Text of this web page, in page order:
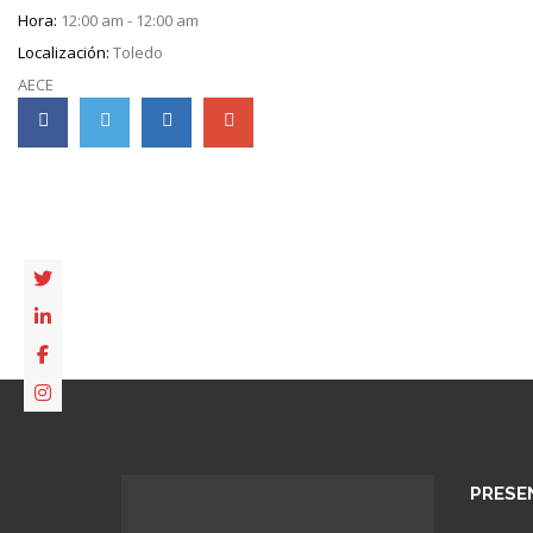
Hora: 12:00 am - 12:00 am
Localización: Toledo
AECE